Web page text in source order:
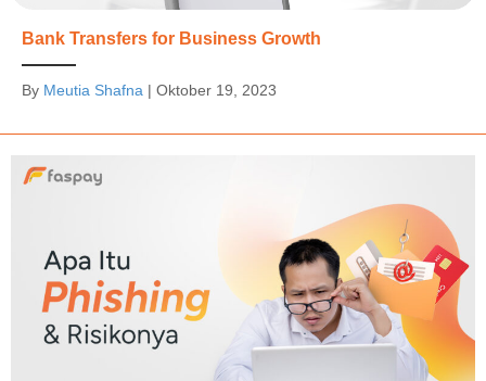
Bank Transfers for Business Growth
By Meutia Shafna | Oktober 19, 2023